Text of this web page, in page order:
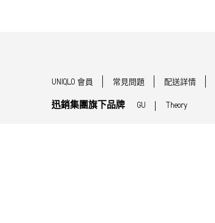
UNIQLO 會員 常見問題 配送詳情
迅銷集團旗下品牌 GU Theory